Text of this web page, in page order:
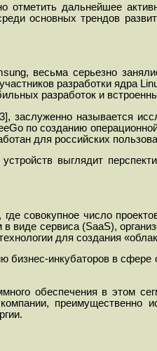
дальнейшее
основных трендов
, весьма серьезно
разработки ядра
разработок и
заслуженно называется
по созданию
для российских
выглядит
совокупное число
сервиса (SaaS),
для создания
бизнес-инкубаторов в
обеспечения в этом
компании, преимущественно